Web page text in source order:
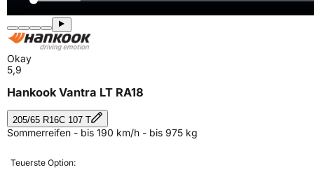
Okay
5,9
Hankook Vantra LT RA18
205/65 R16C 107 T
Sommerreifen - bis 190 km/h - bis 975 kg
Teuerste Option: